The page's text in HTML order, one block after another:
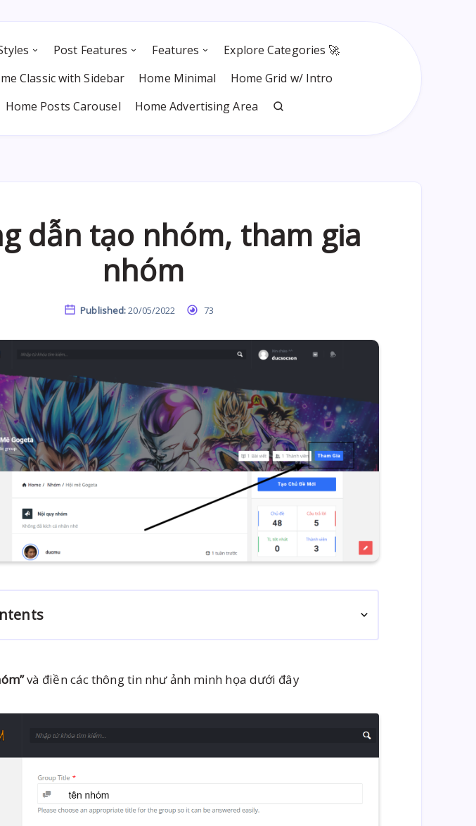
Post Features Features
Explore Categories 🚀
Classic with Sidebar Home Minimal
Home Grid w/ Intro
Home Posts Carousel Home Advertising Area
dẫn tạo nhóm, tham gia
nhóm
Published:20/05/2022 73
và điền các thông tin như ảnh minh họa dưới đây